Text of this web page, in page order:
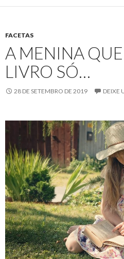
FACETAS
A MENINA
LIVRO SÓ…
28 DE SETEMBRO DE 2019 DEIXE